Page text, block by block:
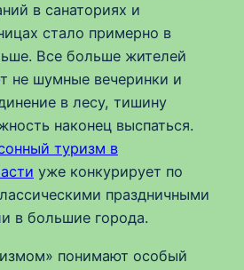
в санаториях и
стало примерно в
Все больше жителей
не шумные вечеринки и
в лесу, тишину
наконец выспаться.
туризм в
уже конкурирует по
праздничными
в большие города.
понимают особый